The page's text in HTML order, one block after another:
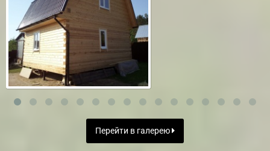
Перейти в галерею